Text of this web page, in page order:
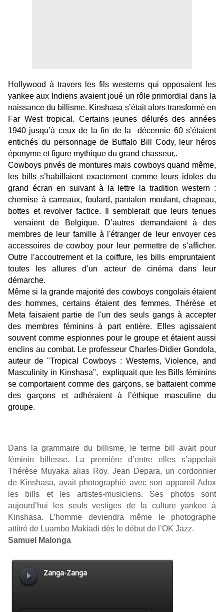
Hollywood à travers les fils westerns qui opposaient les
yankee aux Indiens avaient joué un rôle primordial dans la
naissance du billisme. Kinshasa s’était alors transformé en
Far West tropical. Certains jeunes délurés des années
1940 jusqu’à ceux de la fin de la décennie 60 s’étaient
entichés du personnage de Buffalo Bill Cody, leur héros
éponyme et figure mythique du grand chasseur,.
Cowboys privés de montures mais cowboys quand même,
les bills s’habillaient exactement comme leurs idoles du
grand écran en suivant à la lettre la tradition western :
chemise à carreaux, foulard, pantalon moulant, chapeau,
bottes et revolver factice.
Il semblerait que leurs tenues
venaient de Belgique. D’autres demandaient à des
membres de leur famille à l'étranger de leur envoyer ces
accessoires de cowboy pour leur permettre de s’afficher.
Outre l’accoutrement et la coiffure, les bills empruntaient
toutes les allures d’un acteur de cinéma dans leur
démarche.
Même si la grande majorité des cowboys congolais étaient
des hommes, certains étaient des femmes. Thérèse et
Meta faisaient partie de l'un des seuls gangs à accepter
des membres féminins à part entière. Elles agissaient
souvent comme espionnes pour le groupe et étaient aussi
enclins au combat. Le professeur Charles-Didier Gondola,
auteur de "Tropical Cowboys : Westerns, Violence, and
Masculinity in Kinshasa", expliquait que les Bills féminins
se comportaient comme des garçons, se battaient comme
des garçons et adhéraient à l’éthique masculine du
groupe.
Dans la grammaire du billisme, le terme bill avait pour
féminin billesse. La première d’entre elles s’appelait
Thérèse Muyaka alias Roy. Jean Depara, un cordonnier
de Kinshasa, avait photographié avec son appareil Adox
les bills et les artistes-musiciens. Ses photos sont
aujourd’hui les seuls vestiges de la culture yankee à
Kinshasa. L’homme deviendra même le photographe
attitré de Luambo Makiadi dès le début de l’OK Jazz.
Samuel Malonga